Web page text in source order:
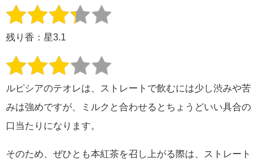
残り香：星3.1
ルピシアのテオレは、ストレートで飲むには少し渋みや苦
みは強めですが、ミルクと合わせるとちょうどいい具合の
口当たりになります。
そのため、ぜひとも本紅茶を召し上がる際は、ストレート